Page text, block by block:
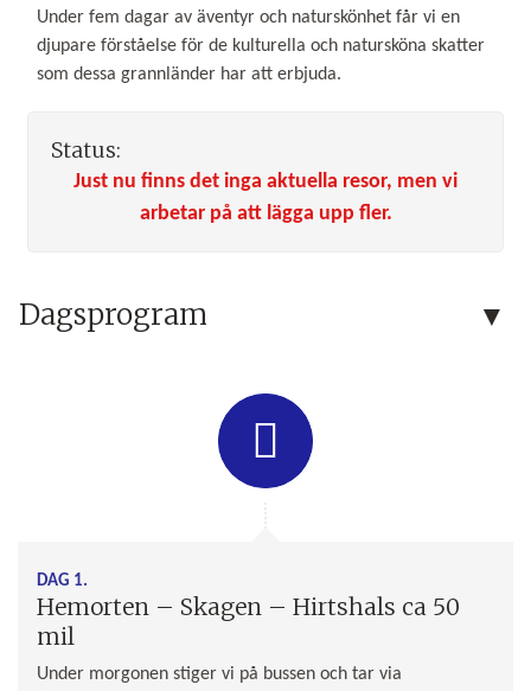
Under fem dagar av äventyr och naturskönhet får vi en
djupare förståelse för de kulturella och natursköna skatter
som dessa grannländer har att erbjuda.
Status:
Just nu finns det inga aktuella resor, men vi
arbetar på att lägga upp fler.
Dagsprogram
DAG 1.
Hemorten – Skagen – Hirtshals ca 50
mil
Under morgonen stiger vi på bussen och tar via